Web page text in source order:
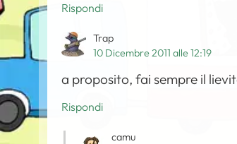
Rispondi
Trap
10 Dicembre 2011 alle 12:19
a proposito, fai sempre il
Rispondi
camu